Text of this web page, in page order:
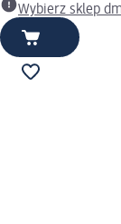
Wybierz sklep